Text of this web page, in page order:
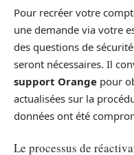
Pour recréer votre
une demande via votre
des questions de
seront nécessaires. Il
support Orange pour
actualisées sur la
données ont été
Le processus de